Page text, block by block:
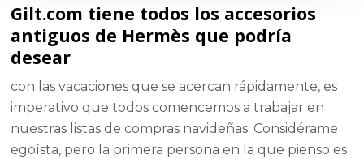
Gilt.com tiene todos los accesorios
antiguos de Hermès que podría
desear
con las vacaciones que se acercan rápidamente, es
imperativo que todos comencemos a trabajar en
nuestras listas de compras navideñas. Considérame
egoísta, pero la primera persona en la que pienso es